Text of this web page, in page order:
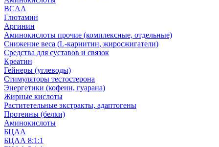
BCAA
Глютамин
Аргинин
Аминокислоты прочие (комплексные, отдельные)
Снижение веса (L-карнитин, жиросжигатели)
Средства для суставов и связок
Креатин
Гейнеры (углеводы)
Стимуляторы тестостерона
Энергетики (кофеин, гуарана)
Жирные кислоты
Раститетельные экстракты, адаптогены
Протеины (белки)
Аминокислоты
БЦАА
БЦАА 8:1:1